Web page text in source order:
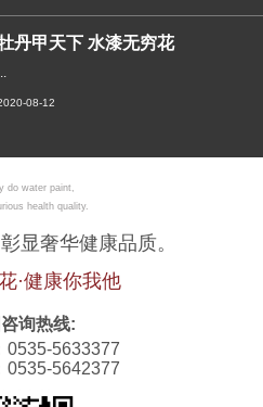
丹甲天下 水漆无穷花
08-12
do water paint,
health quality.
显奢华健康品质。
·健康你我他
询热线:
0535-5633377
0535-5642377